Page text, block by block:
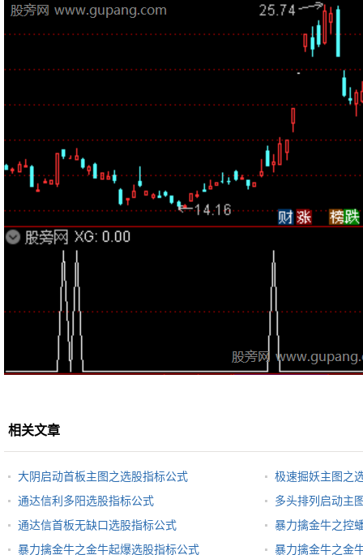
相关文章
大阴启动首板主图之选股指标公式
极速掘妖主图之
通达信利多阳选股指标公式
多头排列启动主
通达信首板无缺口选股指标公式
暴力擒金牛之控
暴力擒金牛之金牛起爆选股指标公式
暴力擒金牛之金